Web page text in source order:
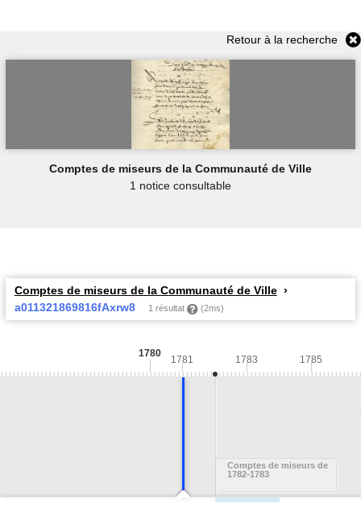
Retour à la recherche
Comptes de miseurs de la Communauté de Ville
1 notice consultable
Comptes de miseurs de la Communauté de Ville
a011321869816fAxrw8
1 résultat (2ms)
Comptes de miseurs de
1782-1783
1780
1781 1785
1783